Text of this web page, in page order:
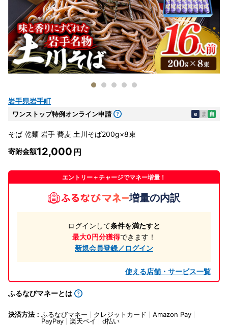
岩手県岩手町
ワンストップ特例オンライン申請 e ま 自
そば 乾麺 岩手 蕎麦 土川そば200g×8束
寄附金額12,000
エントリー＋チャージでマネー増量！
増量の内訳
ログインして条件を満たすと
最大0円分獲得できます！
新規会員登録／ログイン
使える店舗・サービス一覧
ふるなびマネーとは
決済方法： ふるなびマネー クレジットカード
Amazon Pay
PayPay
楽天ペイ d払い